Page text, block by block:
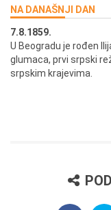
NA DANAŠNJI DAN
7.8.1859.
U Beogradu je rođen
glumaca, prvi srpski
srpskim krajevima.